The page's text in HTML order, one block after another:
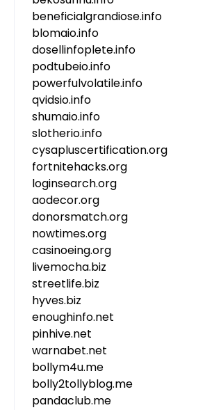
beneficialgrandiose.info
blomaio.info
dosellinfoplete.info
podtubeio.info
powerfulvolatile.info
qvidsio.info
shumaio.info
slotherio.info
cysapluscertification.org
fortnitehacks.org
loginsearch.org
aodecor.org
donorsmatch.org
nowtimes.org
casinoeing.org
livemocha.biz
streetlife.biz
hyves.biz
enoughinfo.net
pinhive.net
warnabet.net
bollym4u.me
bolly2tollyblog.me
pandaclub.me